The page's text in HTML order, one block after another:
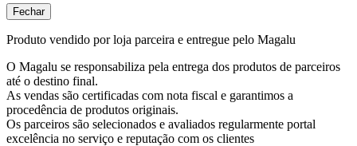
Fechar
Produto vendido por loja parceira e entregue pelo Magalu
O Magalu se responsabiliza pela entrega dos produtos de parceiros
até o destino final.
As vendas são certificadas com nota fiscal e garantimos a
procedência de produtos originais.
Os parceiros são selecionados e avaliados regularmente portal
excelência no serviço e reputação com os clientes